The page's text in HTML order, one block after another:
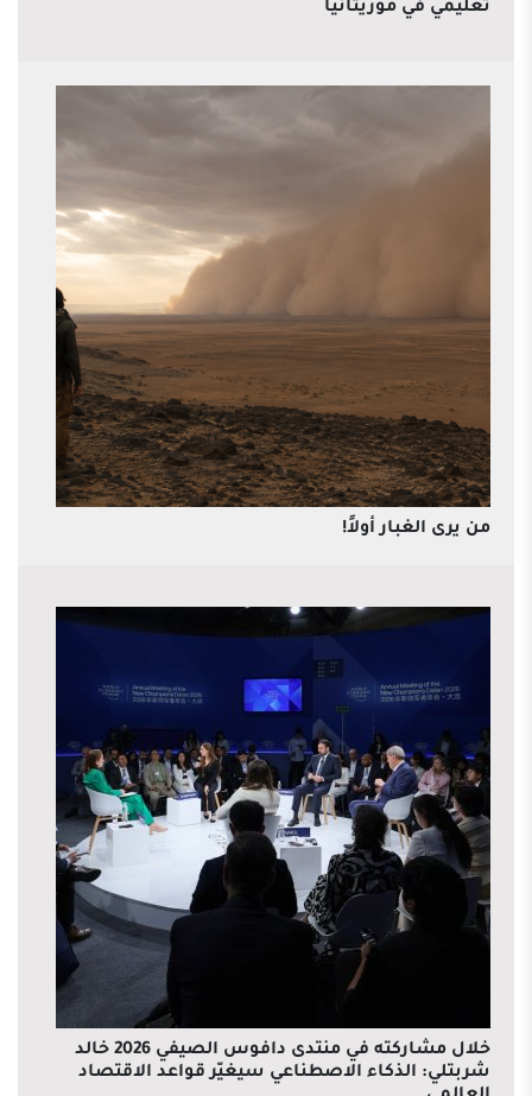
تعليمي في موريتانيا
من يرى الغبار أولاً!
خلال مشاركته في منتدى دافوس الصيفي 2026 خالد
شربتلي: الذكاء الاصطناعي سيغيّر قواعد الاقتصاد